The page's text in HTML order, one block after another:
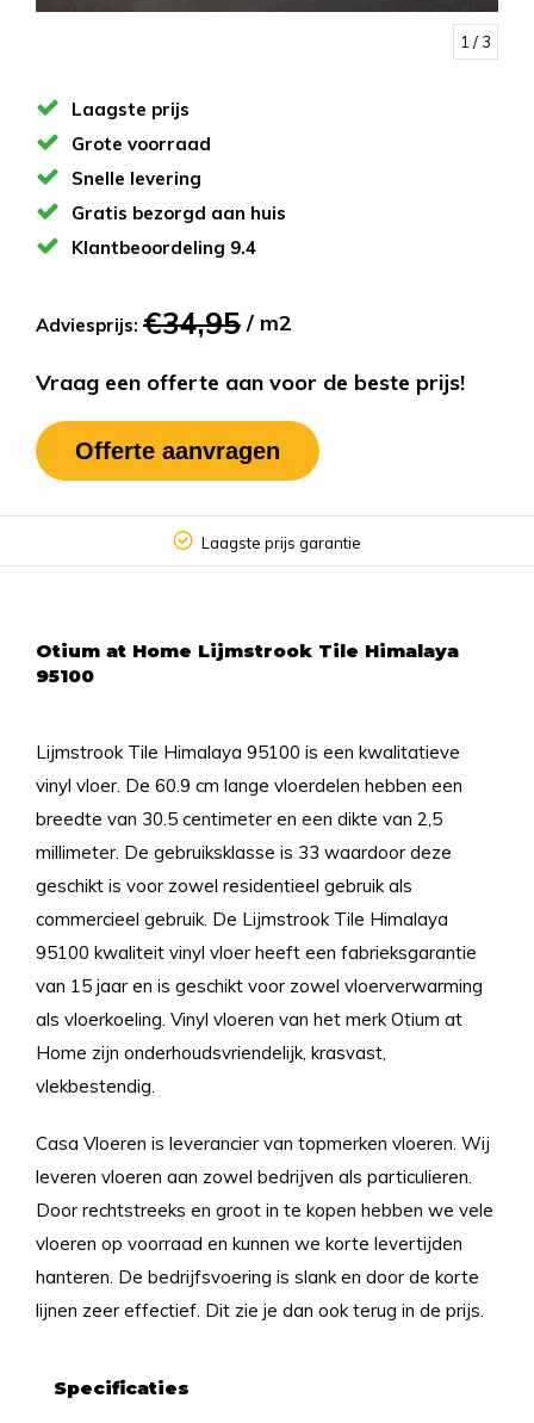
1 / 3
Laagste prijs
Grote voorraad
Snelle levering
Gratis bezorgd aan huis
Klantbeoordeling 9.4
Adviesprijs: €34,95 / m2
Vraag een offerte aan voor de beste prijs!
Offerte aanvragen
Laagste prijs garantie
Otium at Home Lijmstrook Tile Himalaya
95100
Lijmstrook Tile Himalaya 95100 is een kwalitatieve
vinyl vloer. De 60.9 cm lange vloerdelen hebben een
breedte van 30.5 centimeter en een dikte van 2,5
millimeter. De gebruiksklasse is 33 waardoor deze
geschikt is voor zowel residentieel gebruik als
commercieel gebruik. De Lijmstrook Tile Himalaya
95100 kwaliteit vinyl vloer heeft een fabrieksgarantie
van 15 jaar en is geschikt voor zowel vloerverwarming
als vloerkoeling. Vinyl vloeren van het merk Otium at
Home zijn onderhoudsvriendelijk, krasvast,
vlekbestendig.
Casa Vloeren is leverancier van topmerken vloeren. Wij
leveren vloeren aan zowel bedrijven als particulieren.
Door rechtstreeks en groot in te kopen hebben we vele
vloeren op voorraad en kunnen we korte levertijden
hanteren. De bedrijfsvoering is slank en door de korte
lijnen zeer effectief. Dit zie je dan ook terug in de prijs.
Specificaties